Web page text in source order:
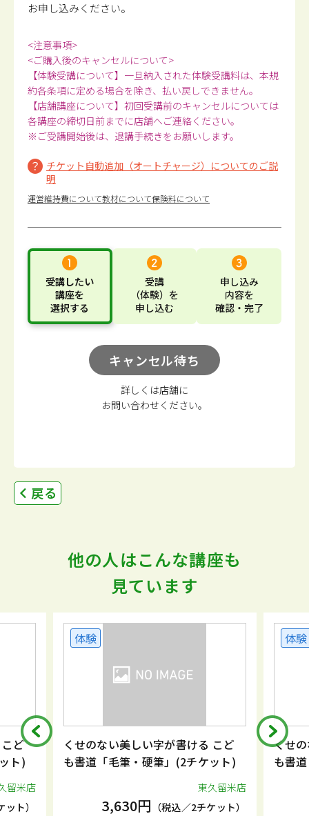
お申し込みください。
<注意事項>
<ご購入後のキャンセルについて>
【体験受講について】一旦納入された体験受講料は、本規
約各条項に定める場合を除き、払い戻しできません。
【店舗講座について】初回受講前のキャンセルについては
各講座の締切日前までに店舗へご連絡ください。
※ご受講開始後は、退講手続きをお願いします。
チケット自動追加（オートチャージ）についてのご説
明
運営維持費について教材について保険料について
受講したい
講座を
選択する
受講
（体験） を
申し込む
申し込み
内容を
確認・完了
キャンセル待ち
詳しくは店舗に
お問い合わせください。
戻る
他の人はこんな講座も
見ています
ど
ト)
留米店
ト）
体験
くせのない美しい字が書ける こど
も書道「毛筆・硬筆」(2チケット)
東久留米店
3,630円 （税込／2チケット）
体験
くせ
も書